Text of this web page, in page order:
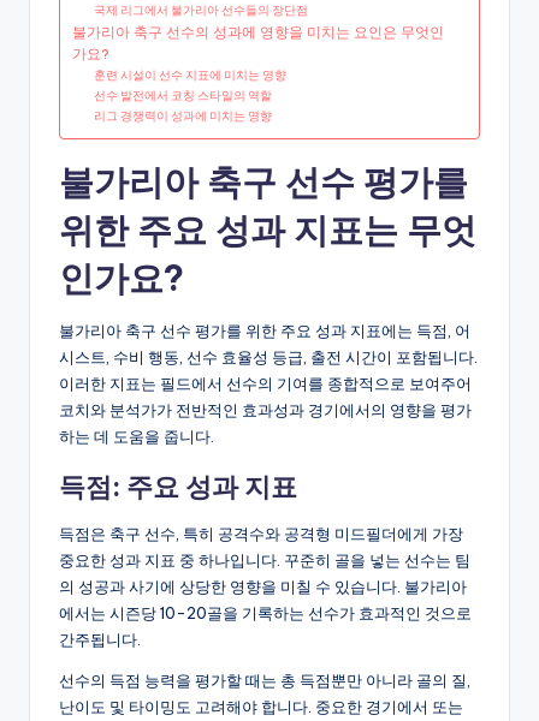
국제 리그에서 불가리아 선수들의 장단점
불가리아 축구 선수의 성과에 영향을 미치는 요인은 무엇인
가요?
훈련 시설이 선수 지표에 미치는 영향
선수 발전에서 코칭 스타일의 역할
리그 경쟁력이 성과에 미치는 영향
불가리아 축구 선수 평가를
위한 주요 성과 지표는 무엇
인가요?
불가리아 축구 선수 평가를 위한 주요 성과 지표에는 득점, 어
시스트, 수비 행동, 선수 효율성 등급, 출전 시간이 포함됩니다.
이러한 지표는 필드에서 선수의 기여를 종합적으로 보여주어
코치와 분석가가 전반적인 효과성과 경기에서의 영향을 평가
하는 데 도움을 줍니다.
득점: 주요 성과 지표
득점은 축구 선수, 특히 공격수와 공격형 미드필더에게 가장
중요한 성과 지표 중 하나입니다. 꾸준히 골을 넣는 선수는 팀
의 성공과 사기에 상당한 영향을 미칠 수 있습니다. 불가리아
에서는 시즌당 10-20골을 기록하는 선수가 효과적인 것으로
간주됩니다.
선수의 득점 능력을 평가할 때는 총 득점뿐만 아니라 골의 질,
난이도 및 타이밍도 고려해야 합니다. 중요한 경기에서 또는